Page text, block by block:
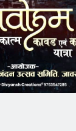
ट्रक चालक ने एसडीएम